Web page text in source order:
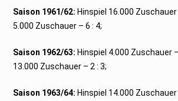
Saison 1961/62: Hinspiel 16.000 Zuschauer
5.000 Zuschauer – 6 : 4;
Saison 1962/63: Hinspiel 4.000 Zuschauer
13.000 Zuschauer – 2 : 3;
Saison 1963/64: Hinspiel 14.000 Zuschauer